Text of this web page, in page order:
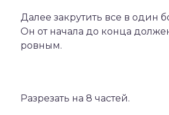
Далее закрутить все в один
Он от начала до конца
ровным.
Разрезать на 8 частей.